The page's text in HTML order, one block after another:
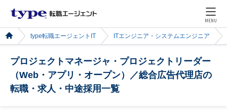
MENU
type転職エージェントIT ITエンジニア・システムエンジニア
プロジェクトマネージャ・プロジェクトリーダー
（Web・アプリ・オープン）／総合広告代理店の
転職・求人・中途採用一覧